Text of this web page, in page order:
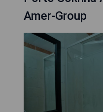
Amer-Group